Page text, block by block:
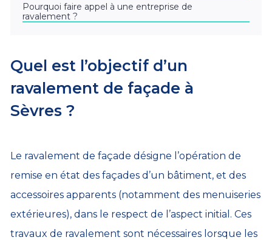
Pourquoi faire appel à une entreprise de
ravalement ?
Quel est l’objectif d’un
ravalement de façade à
Sèvres ?
Le ravalement de façade désigne l’opération de
remise en état des façades d’un bâtiment, et des
accessoires apparents (notamment des menuiseries
extérieures), dans le respect de l’aspect initial. Ces
travaux de ravalement sont nécessaires lorsque les